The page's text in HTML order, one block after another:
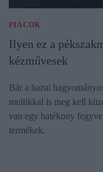
PIACOK
Ilyen ez a
kézművesek
Bár a hazai
multikkal is meg kell
van egy hatékony
termékek.